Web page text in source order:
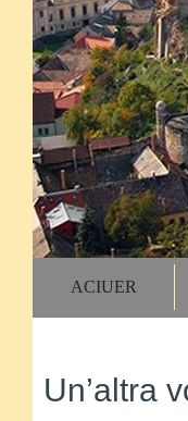
ACIUER
Un’altra